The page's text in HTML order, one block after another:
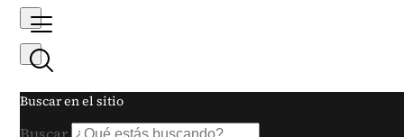
Buscar en el sitio